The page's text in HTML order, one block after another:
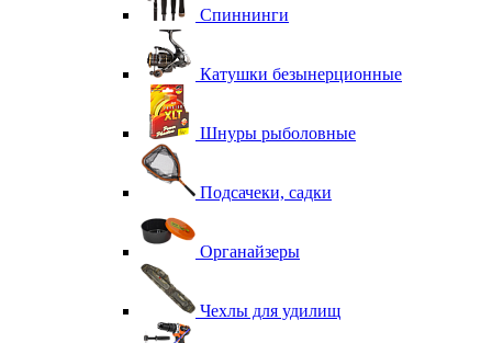
Спиннинги
Катушки безынерционные
Шнуры рыболовные
Подсачеки, садки
Органайзеры
Чехлы для удилищ